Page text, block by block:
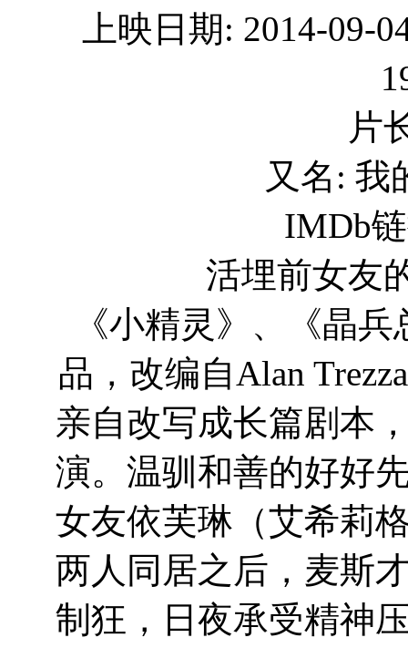
上映日期: 2014-09-
片
又名: 我
IMDb
活埋前女友
《小精灵》、《晶
品，改编自Alan
亲自改写成长篇剧本
演。温驯和善的好好
女友依芙琳（艾希莉
两人同居之后，麦斯
制狂，日夜承受精神